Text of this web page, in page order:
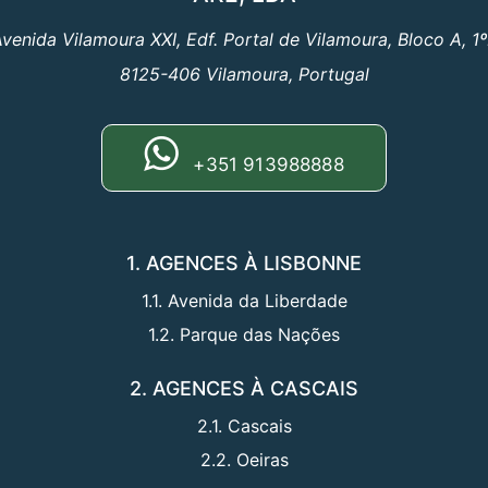
Vilamoura XXI, Edf. Portal de Vilamoura, Bloco A,
8125-406 Vilamoura, Portugal
+351 913988888
1. AGENCES À LISBONNE
1.1. Avenida da Liberdade
1.2. Parque das Nações
2. AGENCES À CASCAIS
2.1. Cascais
2.2. Oeiras